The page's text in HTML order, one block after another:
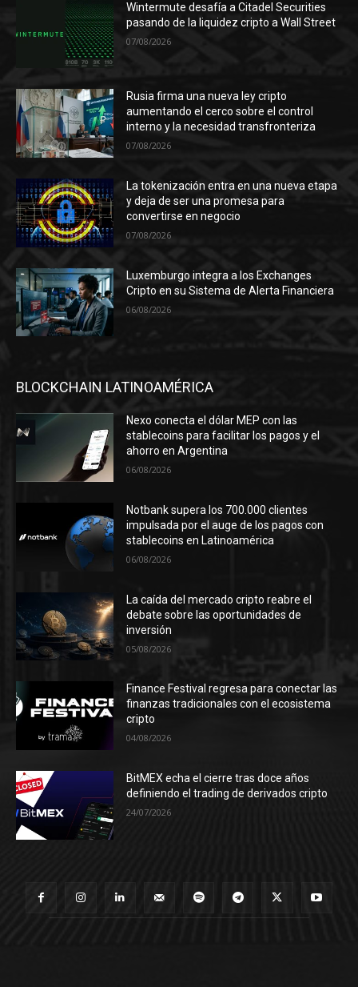
Wintermute desafía a Citadel Securities
pasando de la liquidez cripto a Wall Street
07/08/2026
Rusia firma una nueva ley cripto
aumentando el cerco sobre el control
interno y la necesidad transfronteriza
07/08/2026
La tokenización entra en una nueva etapa
y deja de ser una promesa para
convertirse en negocio
07/08/2026
Luxemburgo integra a los Exchanges
Cripto en su Sistema de Alerta Financiera
06/08/2026
BLOCKCHAIN LATINOAMÉRICA
Nexo conecta el dólar MEP con las
stablecoins para facilitar los pagos y el
ahorro en Argentina
06/08/2026
Notbank supera los 700.000 clientes
impulsada por el auge de los pagos con
stablecoins en Latinoamérica
06/08/2026
La caída del mercado cripto reabre el
debate sobre las oportunidades de
inversión
05/08/2026
Finance Festival regresa para conectar las
finanzas tradicionales con el ecosistema
cripto
04/08/2026
BitMEX echa el cierre tras doce años
definiendo el trading de derivados cripto
24/07/2026